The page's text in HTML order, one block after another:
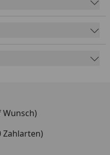
Zahlarten)